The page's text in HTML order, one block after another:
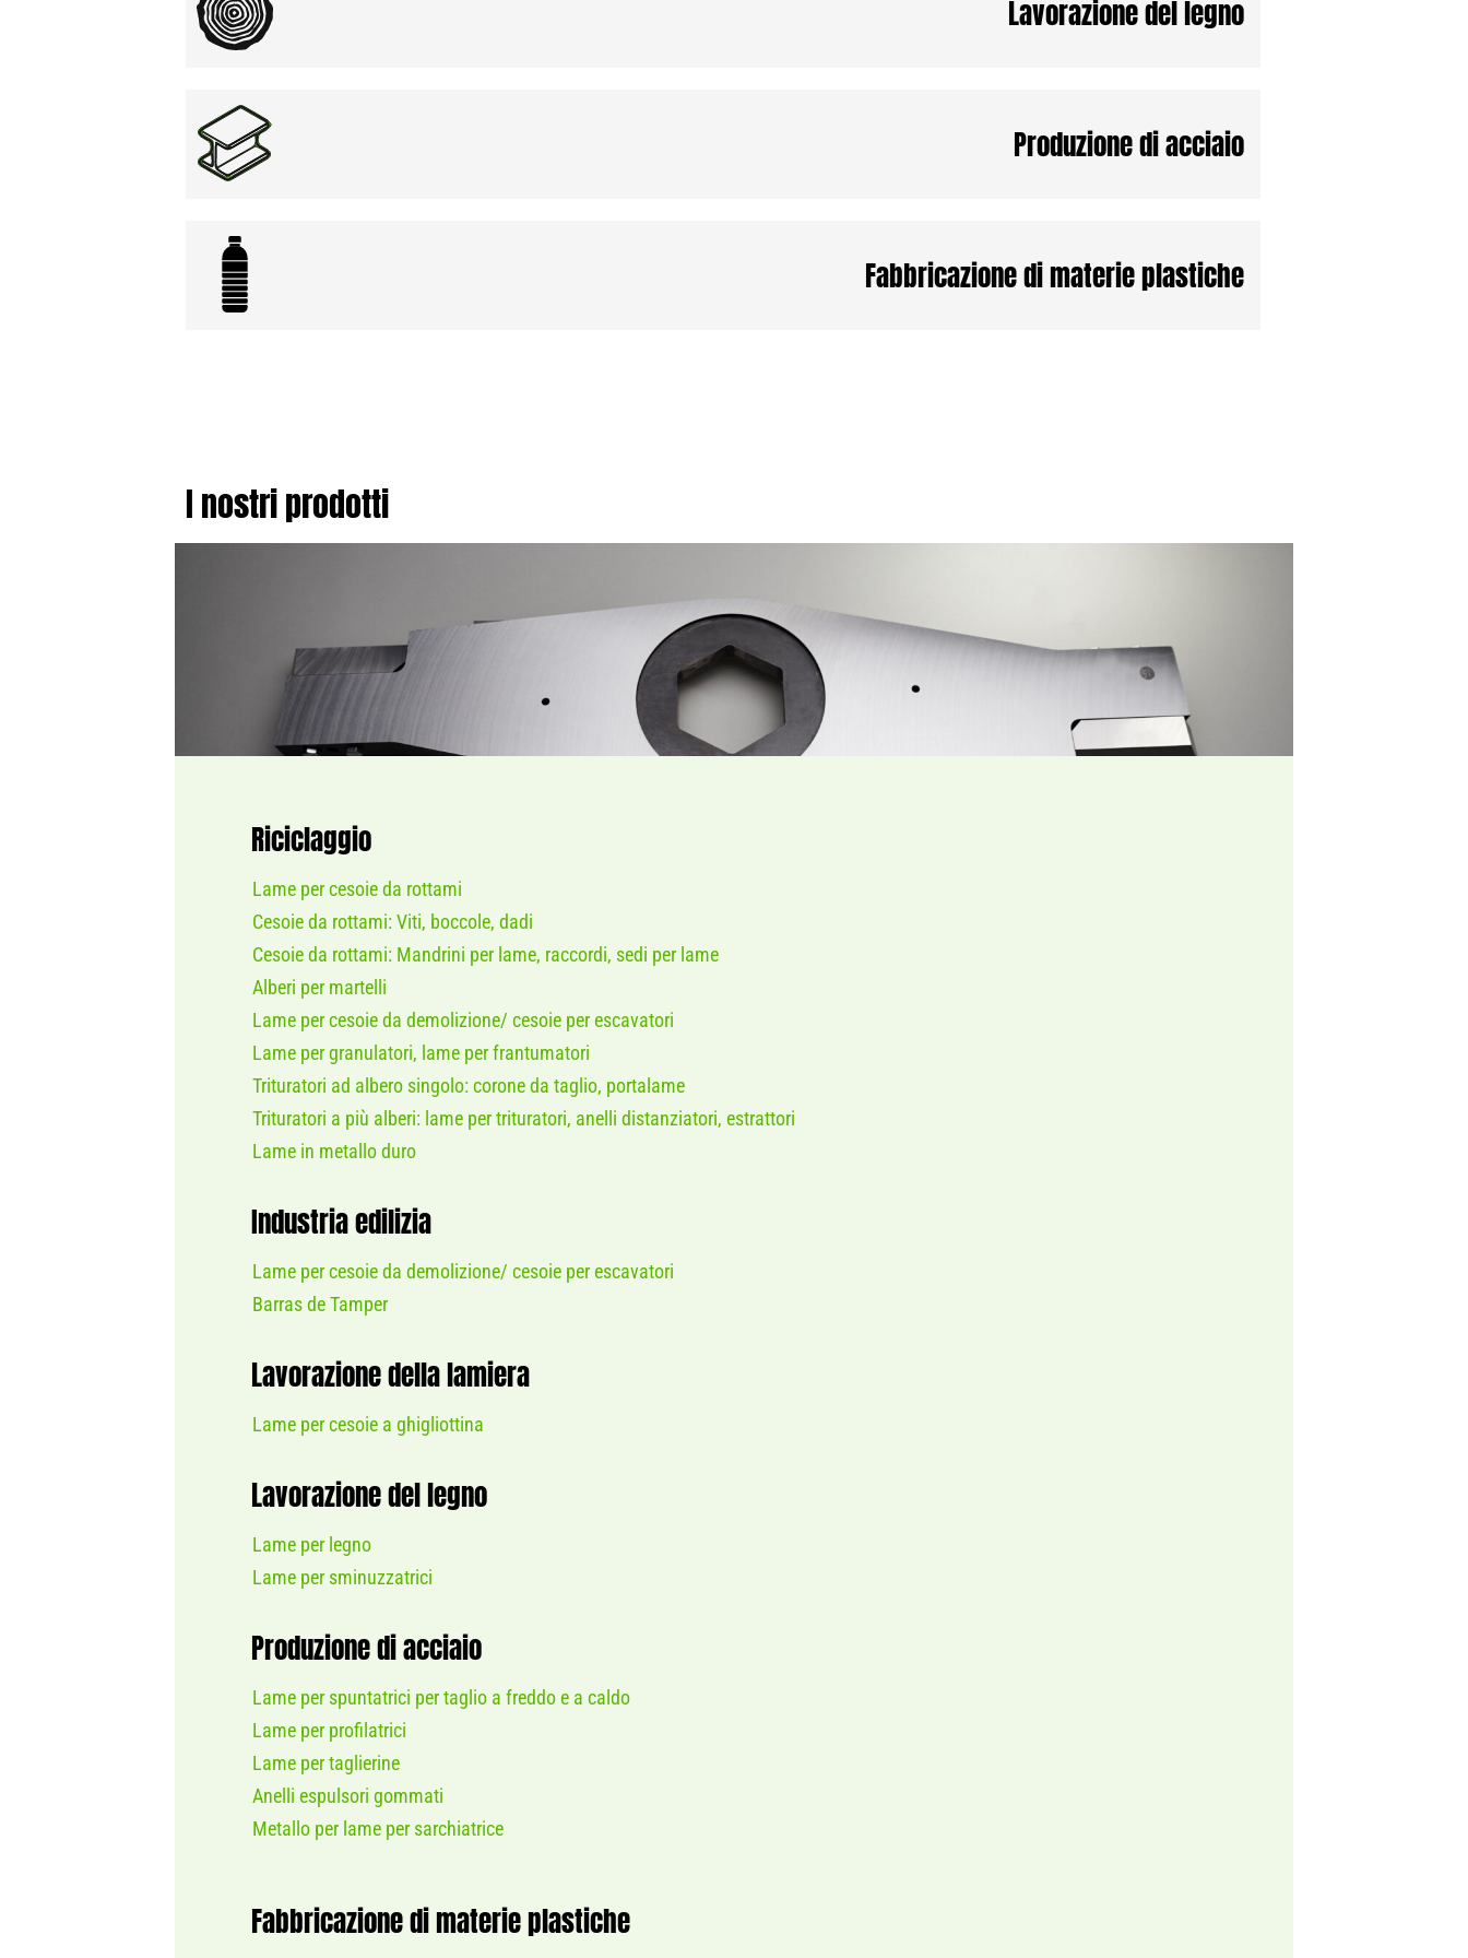
Lavorazione del legno
Produzione di acciaio
Fabbricazione di materie plastiche
I nostri prodotti
Riciclaggio
Lame per cesoie da rottami
Cesoie da rottami: Viti, boccole, dadi
Cesoie da rottami: Mandrini per lame, raccordi, sedi per lame
Alberi per martelli
Lame per cesoie da demolizione/ cesoie per escavatori
Lame per granulatori, lame per frantumatori
Trituratori ad albero singolo: corone da taglio, portalame
Trituratori a più alberi: lame per trituratori, anelli distanziatori, estrattori
Lame in metallo duro
Industria edilizia
Lame per cesoie da demolizione/ cesoie per escavatori
Barras de Tamper
Lavorazione della lamiera
Lame per cesoie a ghigliottina
Lavorazione del legno
Lame per legno
Lame per sminuzzatrici
Produzione di acciaio
Lame per spuntatrici per taglio a freddo e a caldo
Lame per profilatrici
Lame per taglierine
Anelli espulsori gommati
Metallo per lame per sarchiatrice
Fabbricazione di materie plastiche